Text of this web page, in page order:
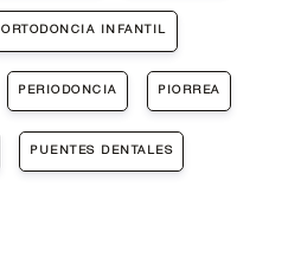
ORTODONCIA INFANTIL
PERIODONCIA PIORREA
PUENTES DENTALES